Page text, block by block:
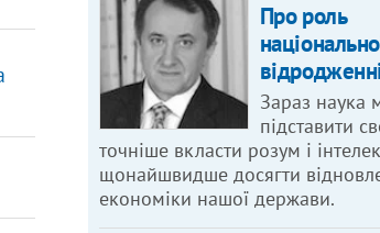
Про роль
Зараз наука
підставити
точніше вкласти розум і
щонайшвидше досягти
економіки нашої держави.